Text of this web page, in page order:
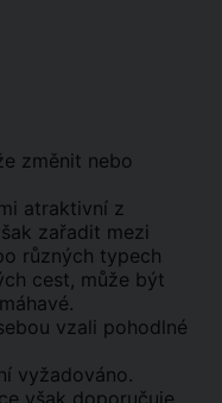
změnit nebo
atraktivní z
zařadit mezi
různých typech
cest, může být
vzali pohodlné
vyžadováno.
však doporučuje